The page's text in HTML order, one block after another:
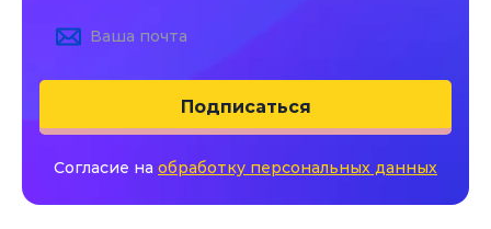
Подписаться
Согласие на обработку персональных данных